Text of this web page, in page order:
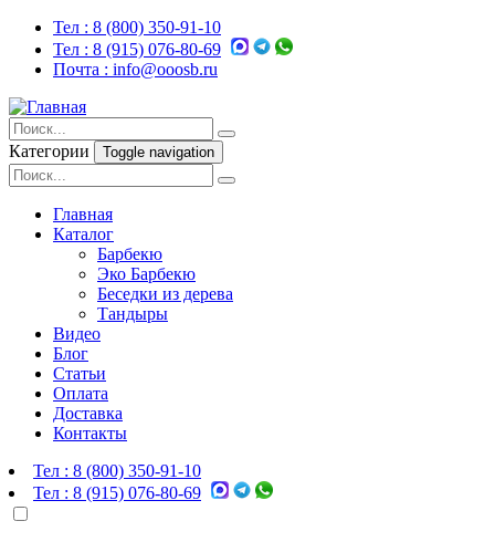
Тел : 8 (800) 350-91-10
Тел : 8 (915) 076-80-69
Почта : info@ooosb.ru
Категории Toggle navigation
Главная
Каталог
Барбекю
Эко Барбекю
Беседки из дерева
Тандыры
Видео
Блог
Статьи
Оплата
Доставка
Контакты
Тел : 8 (800) 350-91-10
Тел : 8 (915) 076-80-69